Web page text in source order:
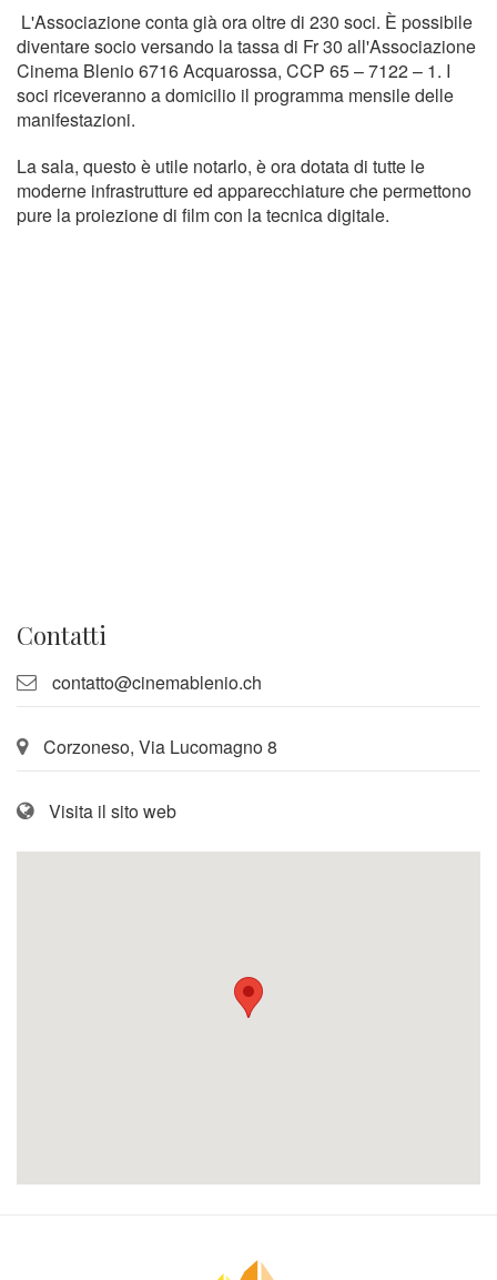
L'Associazione conta già ora oltre di 230 soci. È possibile
diventare socio versando la tassa di Fr 30 all'Associazione
Cinema Blenio 6716 Acquarossa, CCP 65 – 7122 – 1. I
soci riceveranno a domicilio il programma mensile delle
manifestazioni.
La sala, questo è utile notarlo, è ora dotata di tutte le
moderne infrastrutture ed apparecchiature che permettono
pure la proiezione di film con la tecnica digitale.
Contatti
contatto@cinemablenio.ch
Corzoneso, Via Lucomagno 8
Visita il sito web